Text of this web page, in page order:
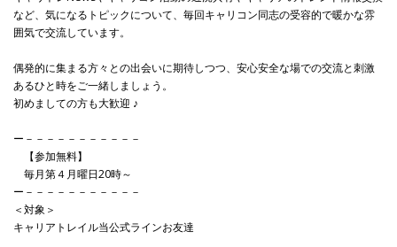
など、気になるトピックについて、毎回キャリコン同志の受容的で暖かな雰
囲気で交流しています。
偶発的に集まる方々との出会いに期待しつつ、安心安全な場での交流と刺激
あるひと時をご一緒しましょう。
初めましての方も大歓迎 ♪
ー－－－－－－－－－－－
【参加無料】
毎月第４月曜日20時～
ー－－－－－－－－－－－
＜対象＞
キャリアトレイル当公式ラインお友達